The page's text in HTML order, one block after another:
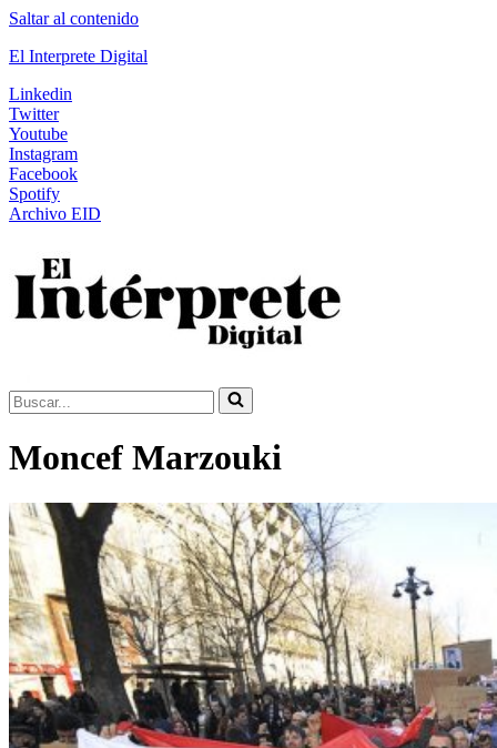
Saltar al contenido
El Interprete Digital
Linkedin
Twitter
Youtube
Instagram
Facebook
Spotify
Archivo EID
Buscar...
Moncef Marzouki